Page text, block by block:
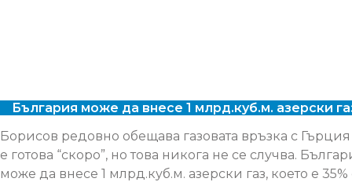
България може да внесе 1 млрд.куб.м. азерски
Борисов редовно обещава газовата връзка с
е готова “скоро”, но това никога не се случва.
може да внесе 1 млрд.куб.м. азерски газ, което е 35%